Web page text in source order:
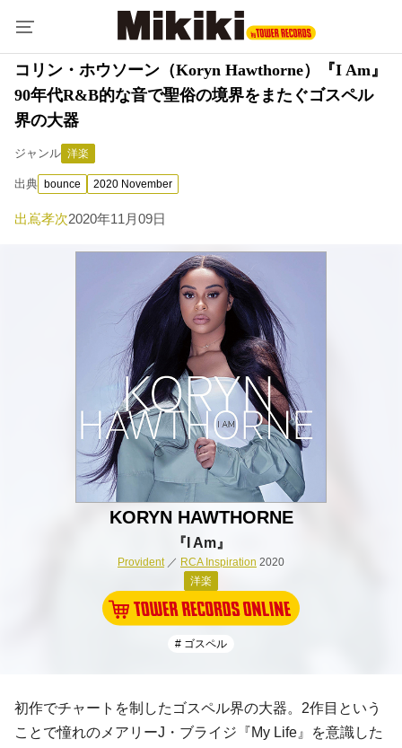
コリン・ホウソーン（Koryn Hawthorne）『I Am』
90年代R&B的な音で聖俗の境界をまたぐゴスペル
界の大器
ジャンル 洋楽
出典 bounce 2020 November
出嶌孝次2020年11月09日
KORYN HAWTHORNE
『I Am』
Provident／ RCA Inspiration 2020
洋楽
# ゴスペル
初作でチャートを制したゴスペル界の大器。2作目という
ことで憧れのメアリーJ・ブライジ『My Life』を意識した